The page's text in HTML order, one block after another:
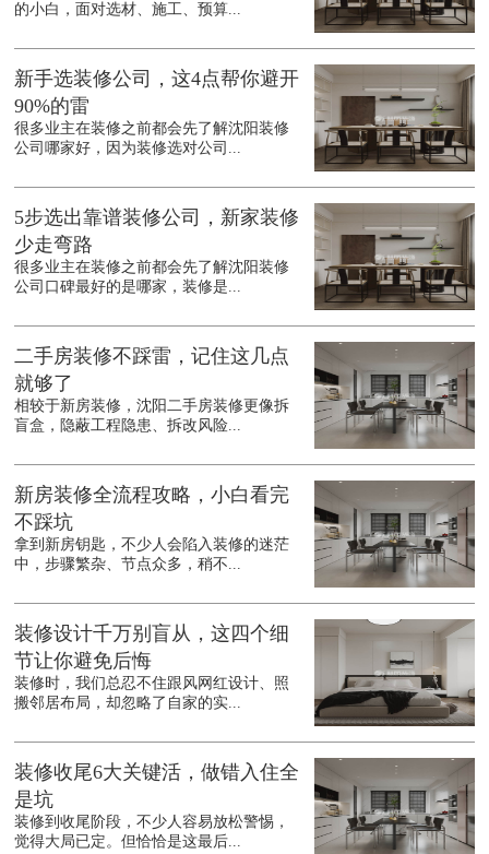
的小白，面对选材、施工、预算...
新手选装修公司，这4点帮你避开
90%的雷
很多业主在装修之前都会先了解沈阳装修
公司哪家好，因为装修选对公司...
5步选出靠谱装修公司，新家装修
少走弯路
很多业主在装修之前都会先了解沈阳装修
公司口碑最好的是哪家，装修是...
二手房装修不踩雷，记住这几点
就够了
相较于新房装修，沈阳二手房装修更像拆
盲盒，隐蔽工程隐患、拆改风险...
新房装修全流程攻略，小白看完
不踩坑
拿到新房钥匙，不少人会陷入装修的迷茫
中，步骤繁杂、节点众多，稍不...
装修设计千万别盲从，这四个细
节让你避免后悔
装修时，我们总忍不住跟风网红设计、照
搬邻居布局，却忽略了自家的实...
装修收尾6大关键活，做错入住全
是坑
装修到收尾阶段，不少人容易放松警惕，
觉得大局已定。但恰恰是这最后...